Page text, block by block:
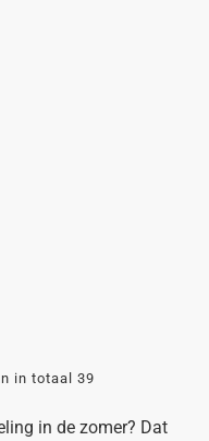
in de zomer? Dat
in totaal 39